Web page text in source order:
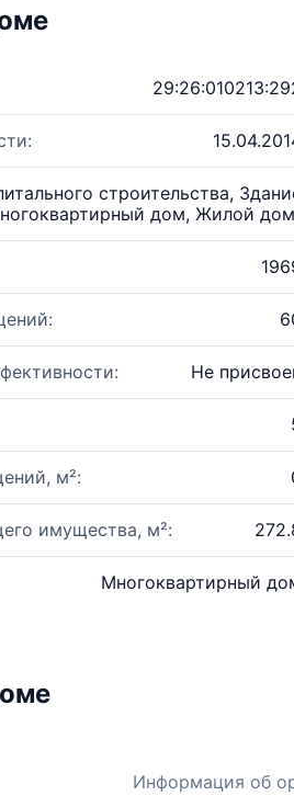
строительства,
дом, Жилой
Не
м²:
имущества, м²:
Многоквартирный
Информация об